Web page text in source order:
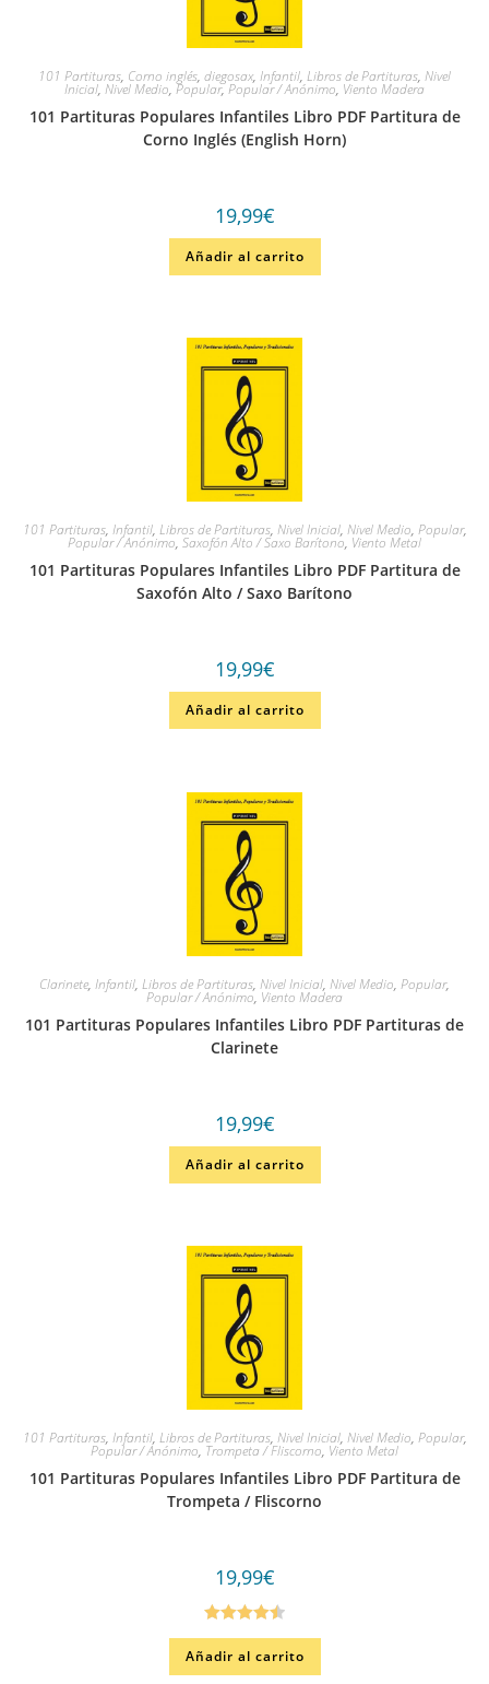
101 Partituras, Corno inglés, diegosax, Infantil, Libros de Partituras, Nivel
Inicial, Nivel Medio, Popular,Popular / Anónimo, Viento Madera
101 Partituras Populares Infantiles Libro PDF Partitura de
Corno Inglés (English Horn)
19,99€
Añadir al carrito
101 Partituras, Infantil, Libros de Partituras, Nivel Inicial, Nivel Medio, Popular,
Popular / Anónimo, Saxofón Alto / Saxo Barítono, Viento Metal
101 Partituras Populares Infantiles Libro PDF Partitura de
Saxofón Alto / Saxo Barítono
19,99€
Añadir al carrito
Clarinete, Infantil, Libros de Partituras, Nivel Inicial, Nivel Medio, Popular,
Popular / Anónimo, Viento Madera
101 Partituras Populares Infantiles Libro PDF Partituras de
Clarinete
19,99€
Añadir al carrito
101 Partituras, Infantil, Libros de Partituras, Nivel Inicial, Nivel Medio, Popular,
Popular / Anónimo, Trompeta / Fliscorno, Viento Metal
101 Partituras Populares Infantiles Libro PDF Partitura de
Trompeta / Fliscorno
19,99€
Valorado
en4.50 de
Añadir al carrito